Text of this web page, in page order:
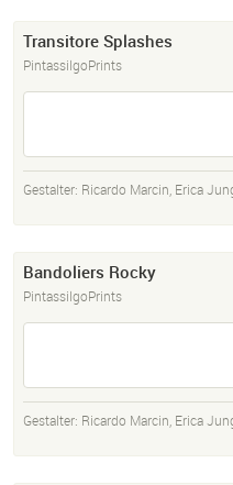
Transitore Splashes
PintassilgoPrints
Gestalter: Ricardo Marcin, Erica
Bandoliers Rocky
PintassilgoPrints
Gestalter: Ricardo Marcin, Erica